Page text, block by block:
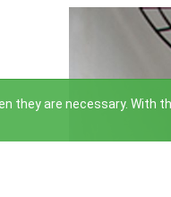
← →
they are necessary. With